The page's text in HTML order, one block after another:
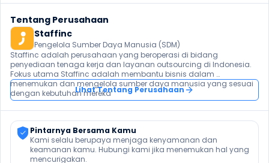
Tentang Perusahaan
Staffinc
Pengelola Sumber Daya Manusia (SDM)
Staffinc adalah perusahaan yang beroperasi di bidang
penyediaan tenaga kerja dan layanan outsourcing di Indonesia.
Fokus utama Staffinc adalah membantu bisnis dalam
menemukan dan mengelola sumber daya manusia yang sesuai
Lihat Tentang Perusahaan
Pintarnya Bersama Kamu
Kami selalu berupaya menjaga kenyamanan dan
keamanan kamu. Hubungi kami jika menemukan hal yang
mencurigakan.